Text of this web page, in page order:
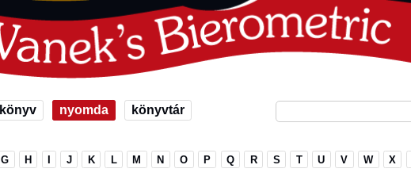
könyv nyomda könyvtár
G H J K L M N O P Q R S T U V W X